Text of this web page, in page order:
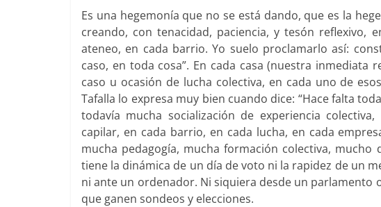
Es una hegemonía que no se está dando, que es la
creando, con tenacidad, paciencia, y tesón reflexivo,
ateneo, en cada barrio. Yo suelo proclamarlo así:
caso, en toda cosa”. En cada casa (nuestra inmediata
caso u ocasión de lucha colectiva, en cada uno de
Tafalla lo expresa muy bien cuando dice: “Hace falta
todavía mucha socialización de experiencia
capilar, en cada barrio, en cada lucha, en cada
mucha pedagogía, mucha formación colectiva, mucho
tiene la dinámica de un día de voto ni la rapidez de un
ni ante un ordenador. Ni siquiera desde un
que ganen sondeos y elecciones.